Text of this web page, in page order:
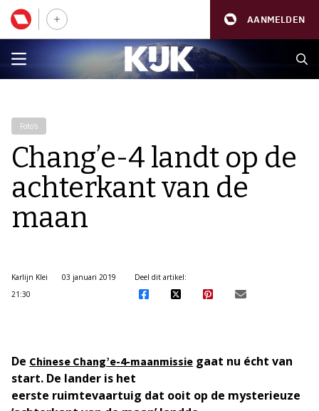
AANMELDEN
Foto's
Chang’e-4 landt op de
achterkant van de
maan
Karlijn Klei
03 januari 2019
21:30
Deel dit artikel:
De Chinese Chang’e-4-maanmissie gaat nu écht van
start. De lander is het
eerste ruimtevaartuig dat ooit op de mysterieuze